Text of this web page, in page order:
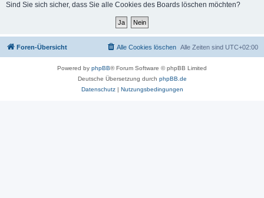
Sind Sie sich sicher, dass Sie alle Cookies des Boards löschen möchten?
Foren-Übersicht Alle Zeiten sind UTC+02:00
Alle Cookies löschen
Powered by phpBB® Forum Software © phpBB Limited
Deutsche Übersetzung durch phpBB.de
Datenschutz| Nutzungsbedingungen